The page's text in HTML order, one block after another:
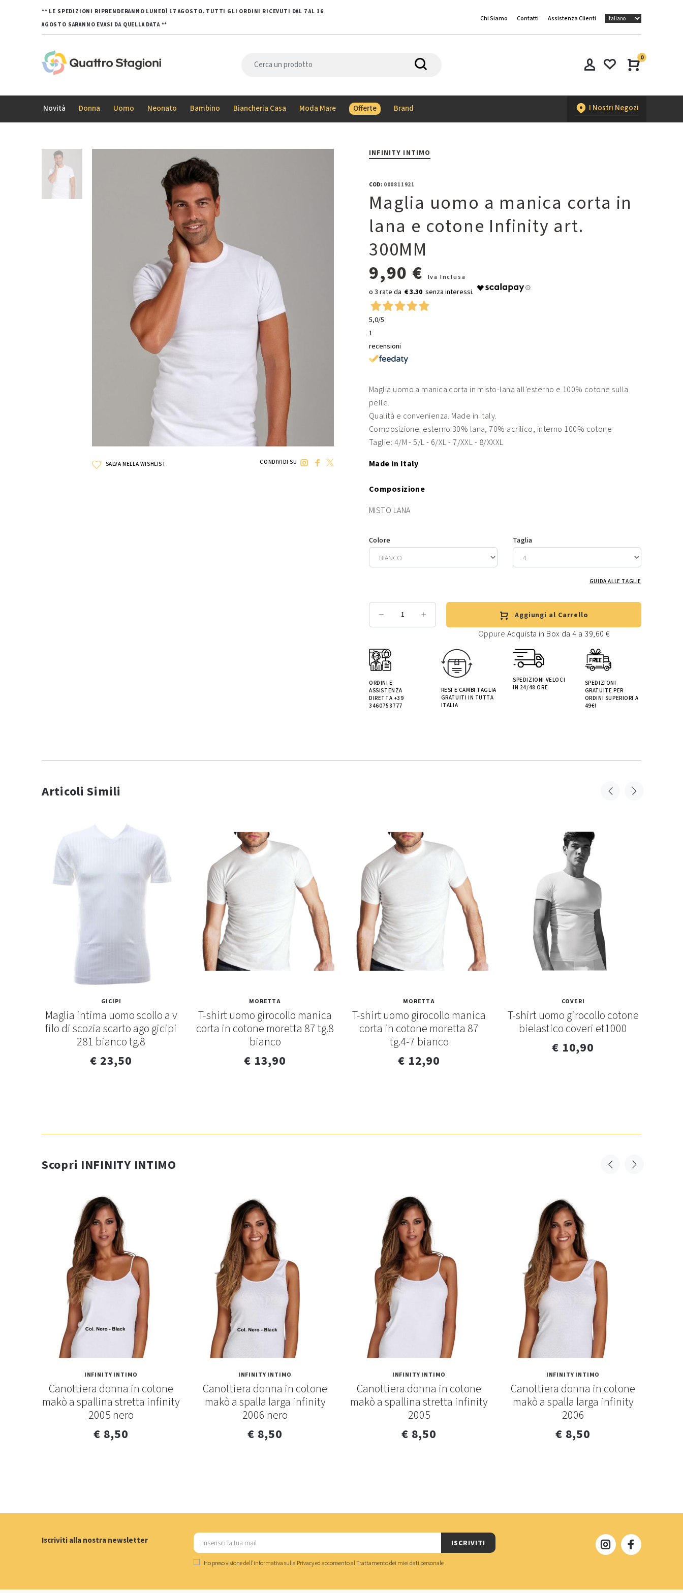
** LE SPEDIZIONI RIPRENDERANNO LUNEDÌ 17 AGOSTO. TUTTI GLI ORDINI RICEVUTI DAL 7 AL 16
AGOSTO SARANNO EVASI DA QUELLA DATA **
Chi Siamo Contatti Assistenza Clienti
0
Novità Donna Uomo Neonato Bambino Biancheria Casa Moda Mare Offerte Brand I Nostri Negozi
SALVA NELLA WISHLIST CONDIVIDI SU
INFINITY INTIMO
COD:000811921
Maglia uomo a manica corta in
lana e cotone Infinity art.
300MM
9,90 €
Iva Inclusa
€ 3.30
5,0/5
1
recensioni
Maglia uomo a manica corta in misto-lana all'esterno e 100% cotone sulla
pelle.
Qualità e convenienza. Made in Italy.
Composizione: esterno 30% lana, 70% acrilico, interno 100% cotone
Taglie: 4/M - 5/L - 6/XL - 7/XXL - 8/XXXL
Made in Italy
Composizione
MISTO LANA
Colore Taglia
GUIDA ALLE TAGLIE
Aggiungi al Carrello
Oppure Acquista in Box da 4 a 39,60 €
ORDINI E
ASSISTENZA
DIRETTA +39
3460758777
RESI E CAMBI TAGLIA
GRATUITI IN TUTTA
ITALIA
SPEDIZIONI VELOCI
IN 24/48 ORE
SPEDIZIONI
GRATUITE PER
ORDINI SUPERIORI A
49€!
Articoli Simili
GICIPI
Maglia intima uomo scollo a v
filo di scozia scarto ago gicipi
281 bianco tg.8
€ 23,50
MORETTA
T-shirt uomo girocollo manica
corta in cotone moretta 87 tg.8
bianco
€ 13,90
MORETTA
T-shirt uomo girocollo manica
corta in cotone moretta 87
tg.4-7 bianco
€ 12,90
COVERI
T-shirt uomo girocollo cotone
bielastico coveri et1000
€ 10,90
Scopri INFINITY INTIMO
INFINITY INTIMO
Canottiera donna in cotone
makò a spallina stretta infinity
2005 nero
€ 8,50
INFINITY INTIMO
Canottiera donna in cotone
makò a spalla larga infinity
2006 nero
€ 8,50
INFINITY INTIMO
Canottiera donna in cotone
makò a spallina stretta infinity
2005
€ 8,50
INFINITY INTIMO
Canottiera donna in cotone
makò a spalla larga infinity
2006
€ 8,50
Iscriviti alla nostra newsletter ISCRIVITI
Ho preso visione dell'informativa sulla Privacyed acconsento alTrattamento dei miei dati personale